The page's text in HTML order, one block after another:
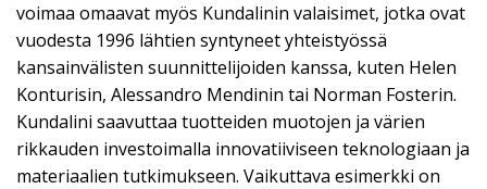
voimaa omaavat myös Kundalinin valaisimet, jotka ovat
vuodesta 1996 lähtien syntyneet yhteistyössä
kansainvälisten suunnittelijoiden kanssa, kuten Helen
Konturisin, Alessandro Mendinin tai Norman Fosterin.
Kundalini saavuttaa tuotteiden muotojen ja värien
rikkauden investoimalla innovatiiviseen teknologiaan ja
materiaalien tutkimukseen. Vaikuttava esimerkki on